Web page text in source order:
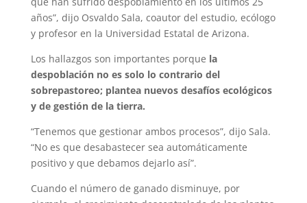
años”, dijo Osvaldo Sala, coautor del estudio, ecólogo
y profesor en la Universidad Estatal de Arizona.
Los hallazgos son importantes porque la
despoblación no es solo lo contrario del
sobrepastoreo; plantea nuevos desafíos ecológicos
y de gestión de la tierra.
“Tenemos que gestionar ambos procesos”, dijo Sala.
“No es que desabastecer sea automáticamente
positivo y que debamos dejarlo así”.
Cuando el número de ganado disminuye, por